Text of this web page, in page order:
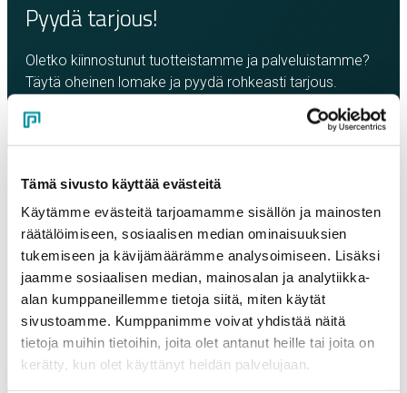
Tämä sivusto käyttää evästeitä
Käytämme evästeitä tarjoamamme sisällön ja mainosten
räätälöimiseen, sosiaalisen median ominaisuuksien
tukemiseen ja kävijämäärämme analysoimiseen. Lisäksi
jaamme sosiaalisen median, mainosalan ja analytiikka-
alan kumppaneillemme tietoja siitä, miten käytät
sivustoamme. Kumppanimme voivat yhdistää näitä
tietoja muihin tietoihin, joita olet antanut heille tai joita on
kerätty, kun olet käyttänyt heidän palvelujaan.
Pyydä tarjous!
Oletko kiinnostunut tuotteistamme ja palveluistamme?
Täytä oheinen lomake ja pyydä rohkeasti tarjous.
Olemme sinuun yhteydessä mahdollisimman pian!
Yhteyshenkilö
Sähköposti*
Puhelinnumero